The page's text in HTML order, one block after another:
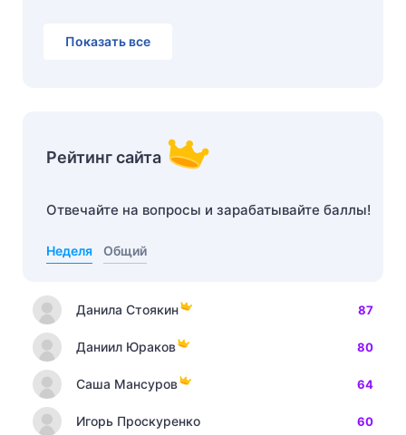
Показать все
Рейтинг сайта
Отвечайте на вопросы и зарабатывайте баллы!
Неделя Общий
Данила Стоякин 87
Даниил Юраков 80
Саша Мансуров 64
Игорь Проскуренко 60